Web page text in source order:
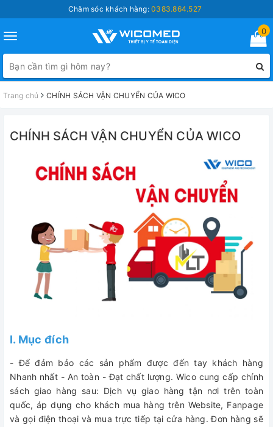
Chăm sóc khách hàng:0383.864.527
Toggle
navigation
0
Trang chủ CHÍNH SÁCH VẬN CHUYỂN CỦA WICO
CHÍNH SÁCH VẬN CHUYỂN CỦA WICO
I. Mục đích
- Để đảm bảo các sản phẩm được đến tay khách hàng
Nhanh nhất - An toàn - Đạt chất lượng. Wico cung cấp chính
sách giao hàng sau: Dịch vụ giao hàng tận nơi trên toàn
quốc, áp dụng cho khách mua hàng trên Website, Fanpage
và gọi điện thoại và mua trực tiếp tại cửa hàng. Đơn hàng sẽ